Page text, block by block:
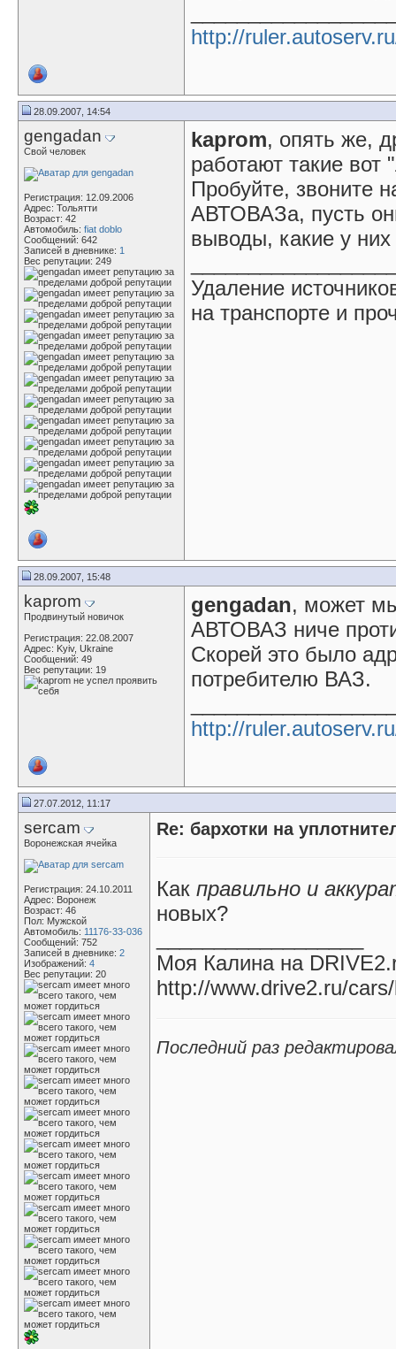
http://
28.09.2007, 14:54
gengadan
Свой человек
Регистрация: 12.09.2006
Адрес: Тольятти
Возраст: 42
Автомобиль: fiat doblo
Сообщений: 642
Записей в дневнике: 1
Вес репутации: 249
kaprom, опять же,
работают такие
Пробуйте, звоните
АВТОВАЗа, пусть
выводы, какие у
Удаление
на транспорте и
28.09.2007, 15:48
kaprom
Продвинутый новичок
Регистрация: 22.08.2007
Адрес: Kyiv, Ukraine
Сообщений: 49
Вес репутации: 19
gengadan, может
АВТОВАЗ ниче
Скорей это было
потребителю ВАЗ.
http://
27.07.2012, 11:17
sercam
Воронежская ячейка
Регистрация: 24.10.2011
Адрес: Воронеж
Возраст: 46
Пол: Мужской
Автомобиль: 11176-33-036
Сообщений: 752
Записей в дневнике: 2
Изображений: 4
Вес репутации: 20
Re: бархотки на
Как правильно и
новых?
Моя Калина на
http://www.drive2.ru/
Последний раз